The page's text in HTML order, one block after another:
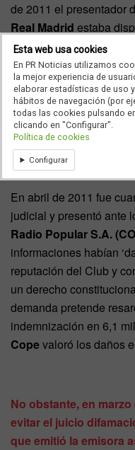
de 2011 el presentador
Real Madrid estaba
Federación Española
realizasen controles
Española. Poco
Barcelona y de
dopaje. Un día más
noticia.
En abril de 2011 fue
judicial y presentó ante
Radio Popular S.A.
informaciones habían
reputación del Club y
un derecho
demanda pretende
indemnización en 6,1
Copevaloró los daños
No obstante, en
evitar el juicio
que emitió la emisora
Esta web usa cookies
En PR Noticias utilizamos
la mejor experiencia de
elaborar estadísticas de uso
hábitos de navegación (por
todas las cookies pulsando
clicando en "Configurar".
Política de cookies
Configurar